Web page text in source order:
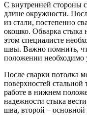
С внутренней стороны
длине окружности.
из стали, постепенно
окошко. Обварка стыка
этом специалисте
швы. Важно помнить,
положении необходимо
После сварки потолка
поверхностей
работе в нижнем
надежности стыка
шва, второй –